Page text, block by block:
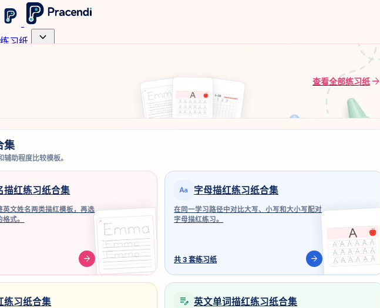
练习纸 expand_more
查看全部练习纸 arrow_forward
集
辅助程度比较模板。
描红练习纸合集
英文姓名两类描红模板，再选
式。
arrow_forward
match_case 字母描红练习纸合集
在同一学习路径中对比大写、小写和大小写配对
字母描红练习。
共 3 套练习纸 arrow_forward
练习纸合集 edit_note 英文单词描红练习纸合集